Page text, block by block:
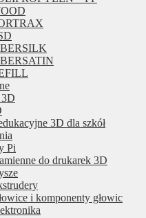
3D
3D dla szkół
Pi
do drukarek 3D
i komponenty głowic